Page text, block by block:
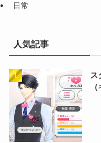
日常
人気記事
ス